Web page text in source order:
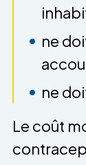
ne
ne
Le coût